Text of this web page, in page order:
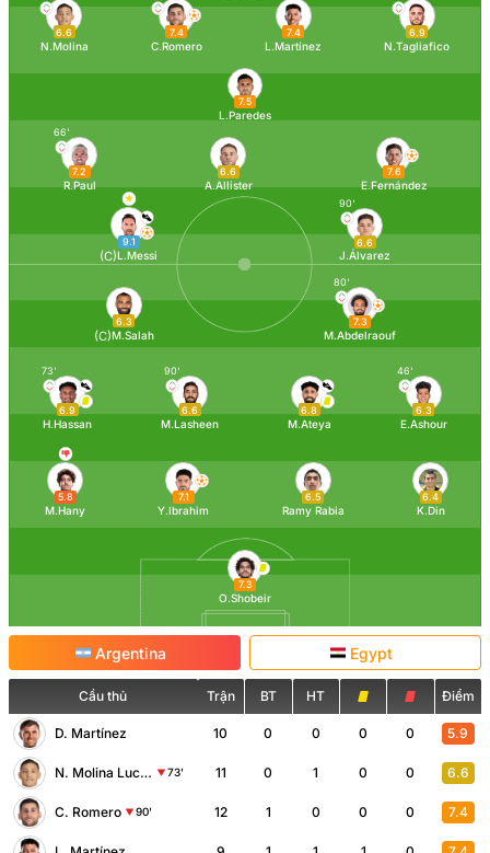
6.6
N.Molina
7.4
C.Romero
7.4
L.Martínez
6.9
N.Tagliafico
7.5
L.Paredes
7.2
66'
R.Paul
6.6
A.Allister
7.6
E.Fernández
9.1
(C)L.Messi
6.6
90'
J.Álvarez
7.3
O.Shobeir
6.4
K.Din
6.5
Ramy Rabia
7.1
Y.Ibrahim
5.8
M.Hany
6.3
46'
E.Ashour
6.8
M.Ateya
6.6
90'
M.Lasheen
6.9
73'
H.Hassan
7.3
80'
M.Abdelraouf
6.3
(C)M.Salah
Argentina Egypt
Cầu thủ Trận BT HT Điểm
D. Martínez 10 0 0 0 0 5.9
N. Molina Lucero 73' 11 0 1 0 0 6.6
C. Romero 90' 12 1 0 0 0 7.4